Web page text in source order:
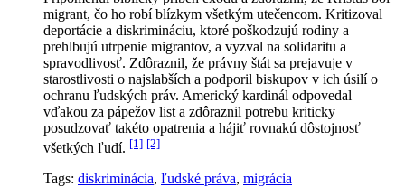
migrant, čo ho robí blízkym všetkým utečencom. Kritizoval
deportácie a diskrimináciu, ktoré poškodzujú rodiny a
prehlbujú utrpenie migrantov, a vyzval na solidaritu a
spravodlivosť. Zdôraznil, že právny štát sa prejavuje v
starostlivosti o najslabších a podporil biskupov v ich úsilí o
ochranu ľudských práv. Americký kardinál odpovedal
vďakou za pápežov list a zdôraznil potrebu kriticky
posudzovať takéto opatrenia a hájiť rovnakú dôstojnosť
všetkých ľudí. [1] [2]
Tags: diskriminácia, ľudské práva, migrácia